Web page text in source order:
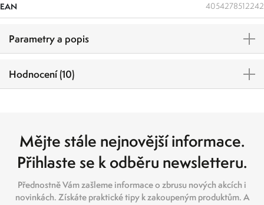
EAN 4054278512242
Parametry a popis
Hodnocení (10)
Mějte stále nejnovější informace.
Přihlaste se k odběru newsletteru.
Přednostně Vám zašleme informace o zbrusu nových akcích i
novinkách. Získáte praktické tipy k zakoupeným produktům. A